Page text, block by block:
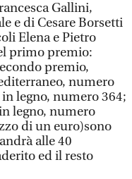
Gallini,
e di Cesare Borsetti
Elena e Pietro
primo premio:
premio,
numero
legno, numero 364;
legno, numero
di un euro)sono
alle 40
ed il resto